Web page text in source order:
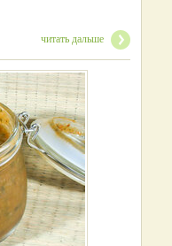
читать дальше